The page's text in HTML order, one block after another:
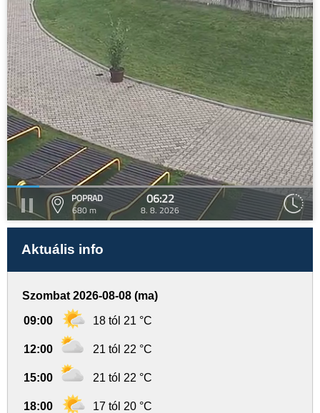
POPRAD
680 m
06:22
8. 8. 2026
Aktuális info
Szombat 2026-08-08 (ma)
09:00 18 tól 21 °C
12:00 21 tól 22 °C
15:00 21 tól 22 °C
18:00 17 tól 20 °C